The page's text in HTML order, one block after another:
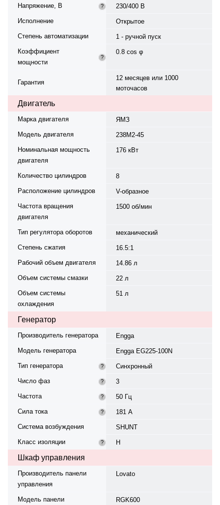
Напряжение, В ?
230/400 В
Исполнение
Открытое
Степень автоматизации
1 - ручной пуск
Коэффициент
мощности
?
0.8 cos φ
Гарантия
12 месяцев или 1000
моточасов
Двигатель
Марка двигателя
ЯМЗ
Модель двигателя
238М2-45
Номинальная мощность
двигателя
176 кВт
Количество цилиндров
8
Расположение цилиндров
V-образное
Частота вращения
двигателя
1500 об/мин
Тип регулятора оборотов
механический
Степень сжатия
16.5:1
Рабочий объем двигателя
14.86 л
Объем системы смазки
22 л
Объем системы
охлаждения
51 л
Генератор
Производитель генератора
Engga
Модель генератора
Engga EG225-100N
Тип генератора
?
Синхронный
Число фаз
?
3
Частота
?
50 Гц
Сила тока
?
181 А
Система возбуждения
SHUNT
Класс изоляции
? H
Шкаф управления
Производитель панели
управления
Lovato
Модель панели
RGK600